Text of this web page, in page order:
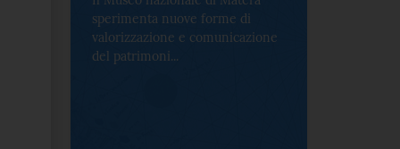
sperimenta nuove forme di
valorizzazione e comunicazione
del patrimoni...